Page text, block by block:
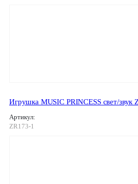
Игрушка MUSIC PRINCESS свет/звук
Артикул:
ZR173-1